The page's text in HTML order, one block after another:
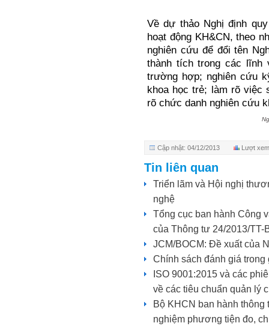
Về dự thảo Nghị định
hoạt động KH&CN, theo
nghiên cứu để đổi tên
thành tích trong các lĩnh
trường hợp; nghiên cứu
khoa học trẻ; làm rõ việc
rõ chức danh nghiên cứu
Cập nhật: 04/12/2013 Lượt
Tin liên quan
Triển lãm và Hội nghị
nghệ
Tổng cục ban hành Công
của Thông tư 24/2013/TT-
JCM/BOCM: Đề xuất của
Chính sách đánh giá
ISO 9001:2015 và các
về các tiêu chuẩn quản lý
Bộ KHCN ban hành
nghiệm phương tiện đo,